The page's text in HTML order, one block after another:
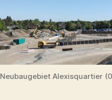
Neubaugebiet Alexisquartier